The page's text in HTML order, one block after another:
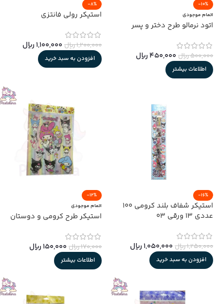
-10%
اتمام موجودی
اتود نرمالو طرح دختر و پسر
500,000﷼ 450,000 ﷼
اطلاعات بیشتر
-8%
استیکر رولی فانتزی
1,200,000﷼ 1,100,000 ﷼
افزودن به سبد خرید
-16%
استیکر شفاف بلند کرومی 100
عددی 13 ورقی 03
1,250,000﷼ 1,050,000 ﷼
افزودن به سبد خرید
-12%
اتمام موجودی
استیکر طرح کرومی و دوستان
170,000﷼ 150,000 ﷼
اطلاعات بیشتر